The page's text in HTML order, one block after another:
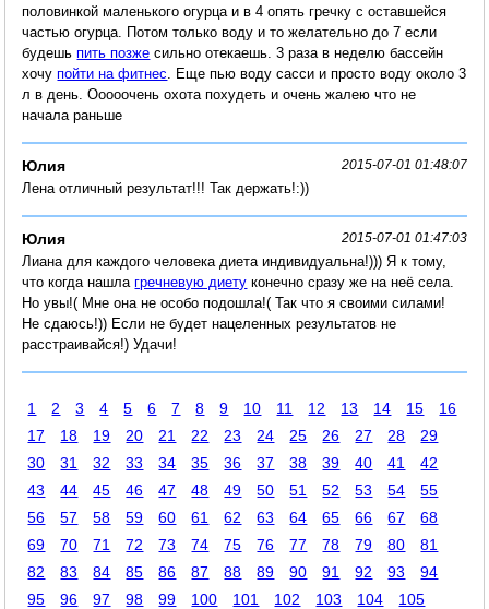
половинкой маленького огурца и в 4 опять гречку с оставшейся
частью огурца. Потом только воду и то желательно до 7 если
будешьпить позже сильно отекаешь. 3 раза в неделю бассейн
хочупойти на фитнес . Еще пью воду сасси и просто воду около 3
л в день. Ооооочень охота похудеть и очень жалею что не
начала раньше
Юлия 2015-07-01 01:48:07
Лена отличный результат!!! Так держать!:))
Юлия 2015-07-01 01:47:03
Лиана для каждого человека диета индивидуальна!))) Я к тому,
что когда нашлагречневую диету конечно сразу же на неё села.
Но увы!( Мне она не особо подошла!( Так что я своими силами!
Не сдаюсь!)) Если не будет нацеленных результатов не
расстраивайся!) Удачи!
1 2 3 4 5 6 7 8 9 10 11 12 13 14 15
16
17
18 19 20 21 22 23 24 25 26 27 28
29
30
31 32 33 34 35 36 37 38 39 40 41
42
43
44 45 46 47 48 49 50 51 52 53 54
55
56
57 58 59 60 61 62 63 64 65 66 67
68
69
70 71 72 73 74 75 76 77 78 79 80
81
82
83 84 85 86 87 88 89 90 91 92 93
94
95
96 97 98 99 100 101 102 103 104
105